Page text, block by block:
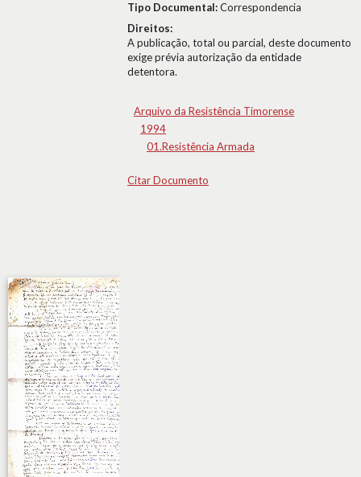
Tipo Documental:Correspondencia
Direitos:
A publicação, total ou parcial, deste documento
exige prévia autorização da entidade
detentora.
Arquivo da Resistência Timorense
1994
01.Resistência Armada
Citar Documento